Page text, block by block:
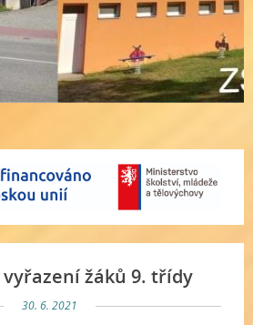
žáků 9. třídy
30. 6. 2021